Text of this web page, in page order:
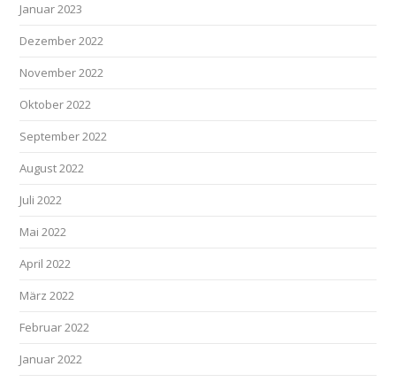
Januar 2023
Dezember 2022
November 2022
Oktober 2022
September 2022
August 2022
Juli 2022
Mai 2022
April 2022
März 2022
Februar 2022
Januar 2022